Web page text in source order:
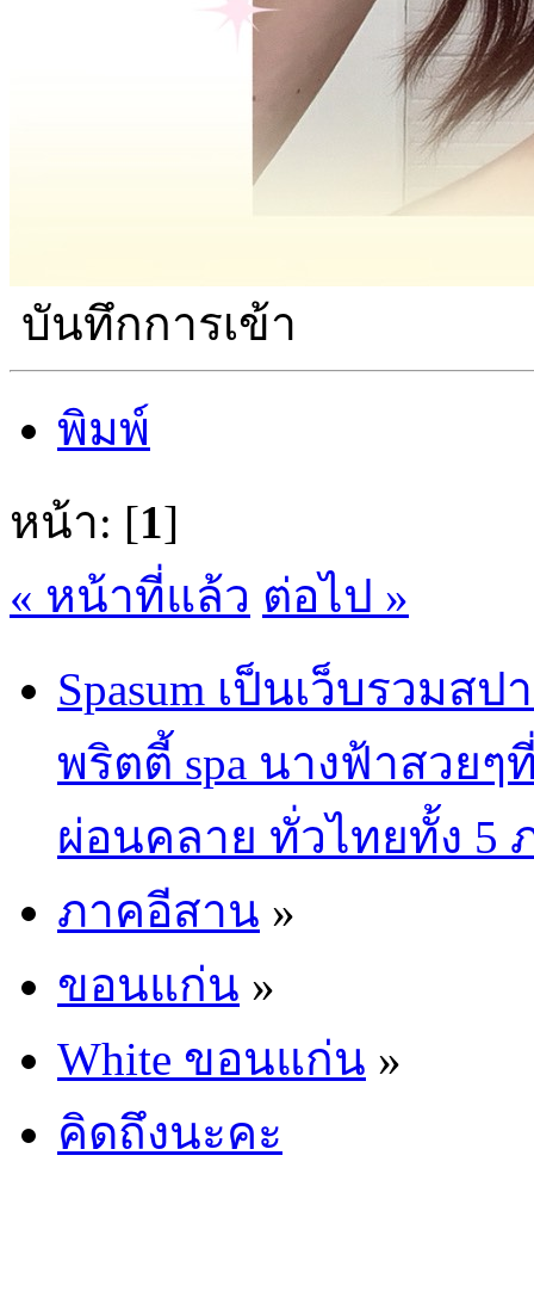
บันทึกการเข้า
พิมพ์
หน้า: [1]
« หน้าที่แล้ว ต่อไป »
Spasum เป็นเว็บรวม
พริตตี้ spa นางฟ้าสวย
ผ่อนคลาย ทั่วไทยทั้ง 5
ภาคอีสาน »
ขอนแก่น »
White ขอนแก่น »
คิดถึงนะคะ